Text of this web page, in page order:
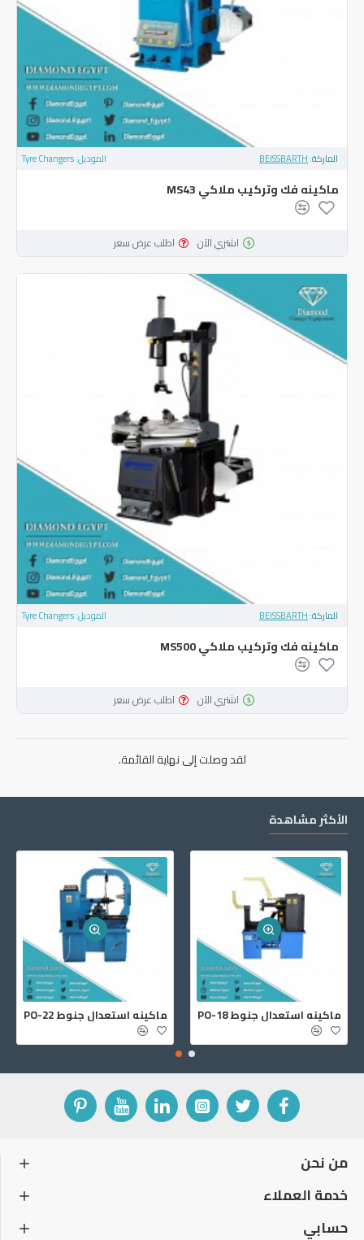
الماركة: BEISSBARTH الموديل:Tyre Changers
ماكينه فك وتركيب ملاكي MS43
اشتري الآن اطلب عرض سعر
الماركة: BEISSBARTH الموديل:Tyre Changers
ماكينه فك وتركيب ملاكي MS500
اشتري الآن اطلب عرض سعر
لقد وصلت إلى نهاية القائمة.
الأكثر مشاهدة
جهاز كشف اعطال السيارات جي سكان 2 ماكينه استعدال جنوط PO-14S
من نحن
خدمة العملاء
حسابي